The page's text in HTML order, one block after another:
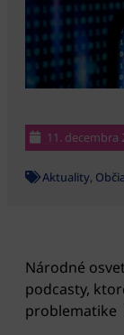
11. decembra
Aktuality,
Národné
podcasty,
problematike